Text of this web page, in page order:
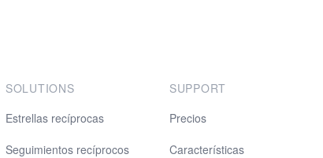
SOLUTIONS
Estrellas recíprocas
Seguimientos recíprocos
SUPPORT
Precios
Características